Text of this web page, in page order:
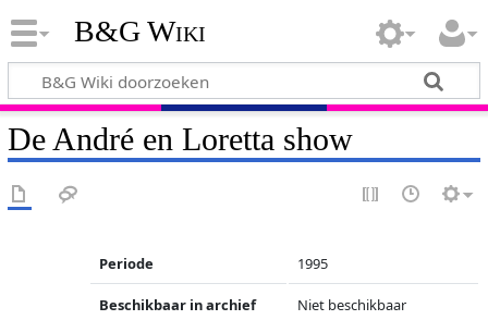
B&G Wiki
De André en Loretta show
Periode 1995
Beschikbaar in archief Niet beschikbaar